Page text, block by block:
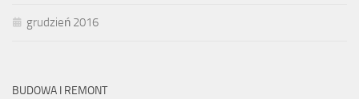
grudzień 2016
BUDOWA I REMONT